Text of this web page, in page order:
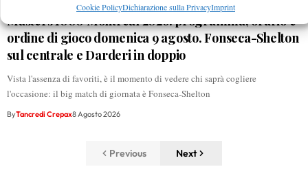
Cookie PolicyDichiarazione sulla PrivacyImprint
Masters 1000 Montreal 2026: programma, orario e
ordine di gioco domenica 9 agosto. Fonseca-Shelton
sul centrale e Darderi in doppio
Vista l'assenza di favoriti, è il momento di vedere chi saprà cogliere
l'occasione: il big match di giornata è Fonseca-Shelton
ByTancredi Crepax8 Agosto 2026
Previous Next